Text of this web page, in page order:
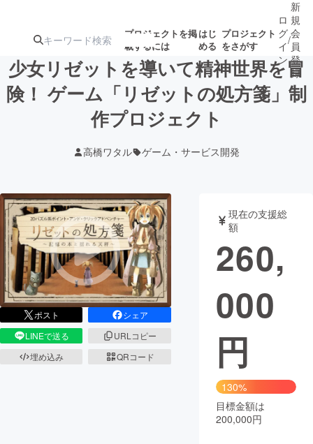
プロジェクトを掲
載するには
はじ
める
プロジェクト
をさがす
注目のリ 注目の新着プロ 募集終了が近いプ
テクノロジー・ガジェット
映像・映画 書籍・雑誌
ビジネス・起業 チャレンジ
まちづくり・地域活性化
CAMPFIRE Creation
コミュニティ
ロ
グ
イ
ン
/
新
規
会
員
登
録
少女リゼットを導いて精神世界を冒
険！ ゲーム「リゼットの処方箋」制
作プロジェクト
高橋ワタル ゲーム・サービス開発
ポスト
シェア
LINEで送る
URLコピー
埋め込み
QRコード
現在の支援総
額
260,
000
円
130%
目標金額は
200,000円